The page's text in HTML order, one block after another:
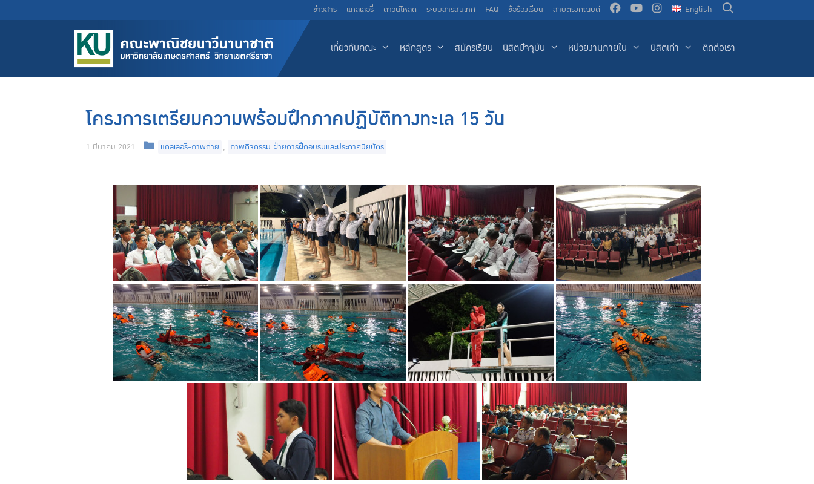
ข่าวสาร แกลเลอรี่ ดาวน์โหลด ระบบสารสนเทศ FAQ ข้อร้องเรียน สายตรงคณบดี English
เกี่ยวกับคณะ หลักสูตร สมัครเรียน นิสิตปัจจุบัน หน่วยงานภายใน นิสิตเก่า ติดต่อเรา
โครงการเตรียมความพร้อมฝึกภาคปฏิบัติทางทะเล 15 วัน
1 มีนาคม 2021 Categories
แกลเลอรี่-ภาพถ่าย , ภาพกิจกรรม ฝ่ายการฝึกอบรมและประกาศนียบัตร